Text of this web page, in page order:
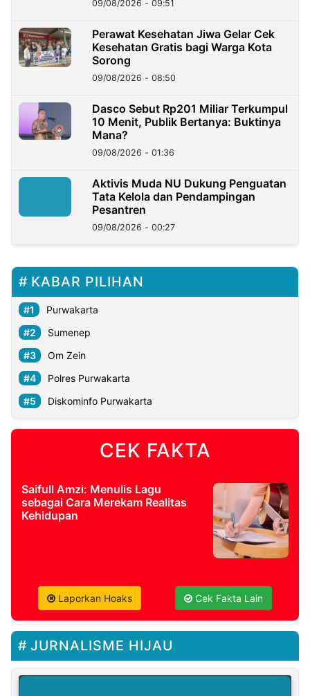
09/08/2026 - 09:51
Perawat Kesehatan Jiwa Gelar Cek
Kesehatan Gratis bagi Warga Kota
Sorong
09/08/2026 - 08:50
Dasco Sebut Rp201 Miliar Terkumpul
10 Menit, Publik Bertanya: Buktinya
Mana?
09/08/2026 - 01:36
Aktivis Muda NU Dukung Penguatan
Tata Kelola dan Pendampingan
Pesantren
09/08/2026 - 00:27
KABAR PILIHAN
Purwakarta
Sumenep
Om Zein
Polres Purwakarta
Diskominfo Purwakarta
CEK FAKTA
Saifull Amzi: Menulis Lagu
sebagai Cara Merekam Realitas
Kehidupan
Laporkan Hoaks Cek Fakta Lain
JURNALISME HIJAU